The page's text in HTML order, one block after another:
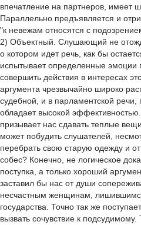
впечатление на партнеров, имеет
Параллельно предъявляется и
"к невежам относятся с
2) Объектный. Слушающий не
о котором идет речь, как бы
испытывает определенные эмоции
совершить действия в интересах
аргумента чрезвычайно широко
судебной, и в парламентской речи,
обладает высокой
призывает нас сдавать теплые
может побудить слушателей,
перебрать свою старую одежду и
собес? Конечно, не логическое
поступка, а только хороший
заставил бы нас от души
несчастным женщинам,
государства. Точно так же
вызвать сочувствие к